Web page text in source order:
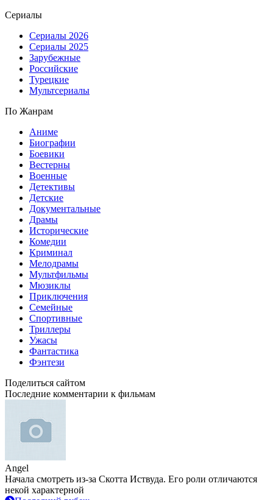
Сериалы
Сериалы 2026
Сериалы 2025
Зарубежные
Российские
Турецкие
Мультсериалы
По Жанрам
Аниме
Биографии
Боевики
Вестерны
Военные
Детективы
Детские
Документальные
Драмы
Исторические
Комедии
Криминал
Мелодрамы
Мультфильмы
Мюзиклы
Приключения
Семейные
Спортивные
Триллеры
Ужасы
Фантастика
Фэнтези
Поделиться сайтом
Последние комментарии к фильмам
Angel
Начала смотреть из-за Скотта Иствуда. Его роли отличаются
некой характерной